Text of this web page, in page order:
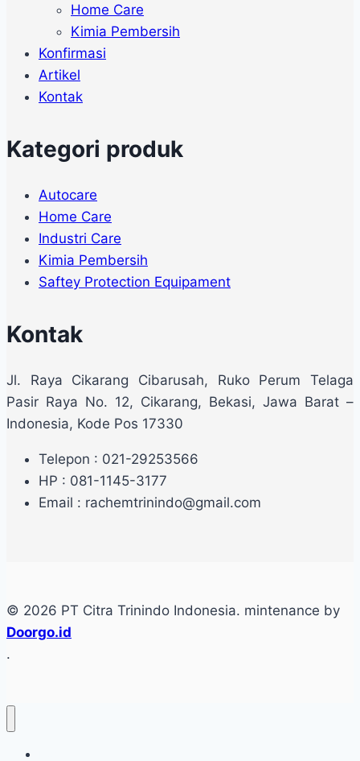
Home Care
Kimia Pembersih
Konfirmasi
Artikel
Kontak
Kategori produk
Autocare
Home Care
Industri Care
Kimia Pembersih
Saftey Protection Equipament
Kontak
Jl. Raya Cikarang Cibarusah, Ruko Perum Telaga
Pasir Raya No. 12, Cikarang, Bekasi, Jawa Barat –
Indonesia, Kode Pos 17330
Telepon : 021-29253566
HP : 081-1145-3177
Email : rachemtrinindo@gmail.com
© 2026 PT Citra Trinindo Indonesia. mintenance by
Doorgo.id
.